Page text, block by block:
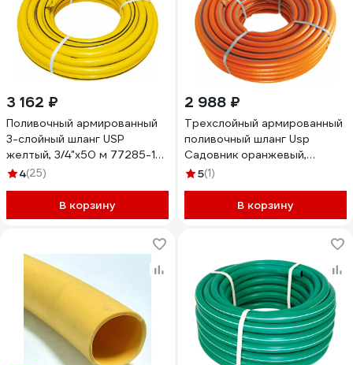
3 162 ₽
Поливочный армированный
3-слойный шланг USP
желтый, 3/4"x50 м 77285-14-
5 4(25)
В корзину
2 988 ₽
Трехслойный армированный
поливочный шланг Usp
Садовник оранжевый,
1/2"x50 м 77284-12-5
5(1)
В корзину